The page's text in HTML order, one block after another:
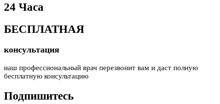
24 Часа
БЕСПЛАТНАЯ
консультация
наш профессиональный врач перезвонит вам и даст полную
бесплатную консультацию
Подпишитесь